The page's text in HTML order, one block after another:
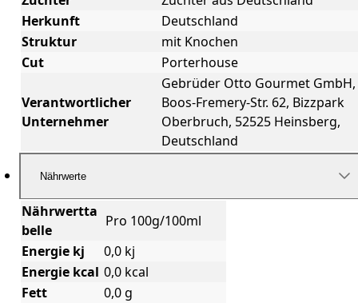
Herkunft
Deutschland
Struktur
mit Knochen
Cut
Porterhouse
Verantwortlicher
Unternehmer
Gebrüder Otto Gourmet GmbH,
Boos-Fremery-Str. 62, Bizzpark
Oberbruch, 52525 Heinsberg,
Deutschland
Nährwerte
Nährwertta
belle
Pro 100g/100ml
Energie kj
0,0 kj
Energie kcal 0,0 kcal
Fett
0,0 g